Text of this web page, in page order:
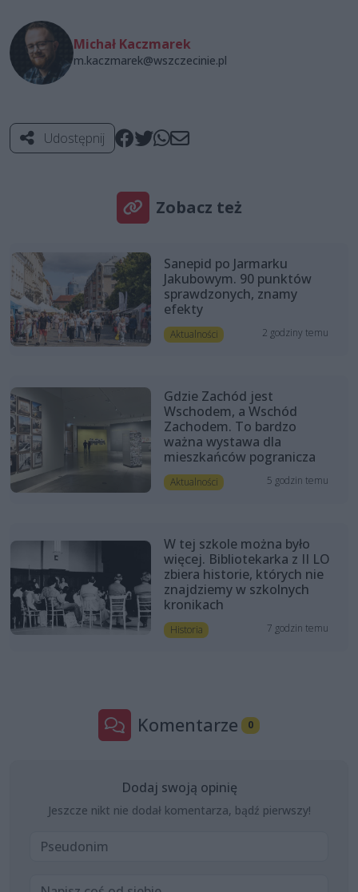
Michał Kaczmarek
m.kaczmarek@wszczecinie.pl
Udostępnij
Zobacz też
Sanepid po Jarmarku
Jakubowym. 90 punktów
sprawdzonych, znamy
efekty
Aktualności 2 godziny temu
Gdzie Zachód jest
Wschodem, a Wschód
Zachodem. To bardzo
ważna wystawa dla
mieszkańców pogranicza
Aktualności 5 godzin temu
W tej szkole można było
więcej. Bibliotekarka z II LO
zbiera historie, których nie
znajdziemy w szkolnych
kronikach
Historia 7 godzin temu
Komentarze 0
Dodaj swoją opinię
Jeszcze nikt nie dodał komentarza, bądź pierwszy!